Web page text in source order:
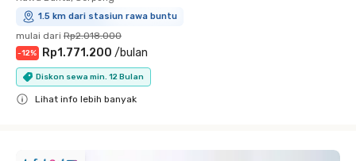
1.5 km dari stasiun rawa buntu
mulai dari Rp2.018.000
-12% Rp1.771.200 /bulan
Diskon sewa min. 12 Bulan
Lihat info lebih banyak